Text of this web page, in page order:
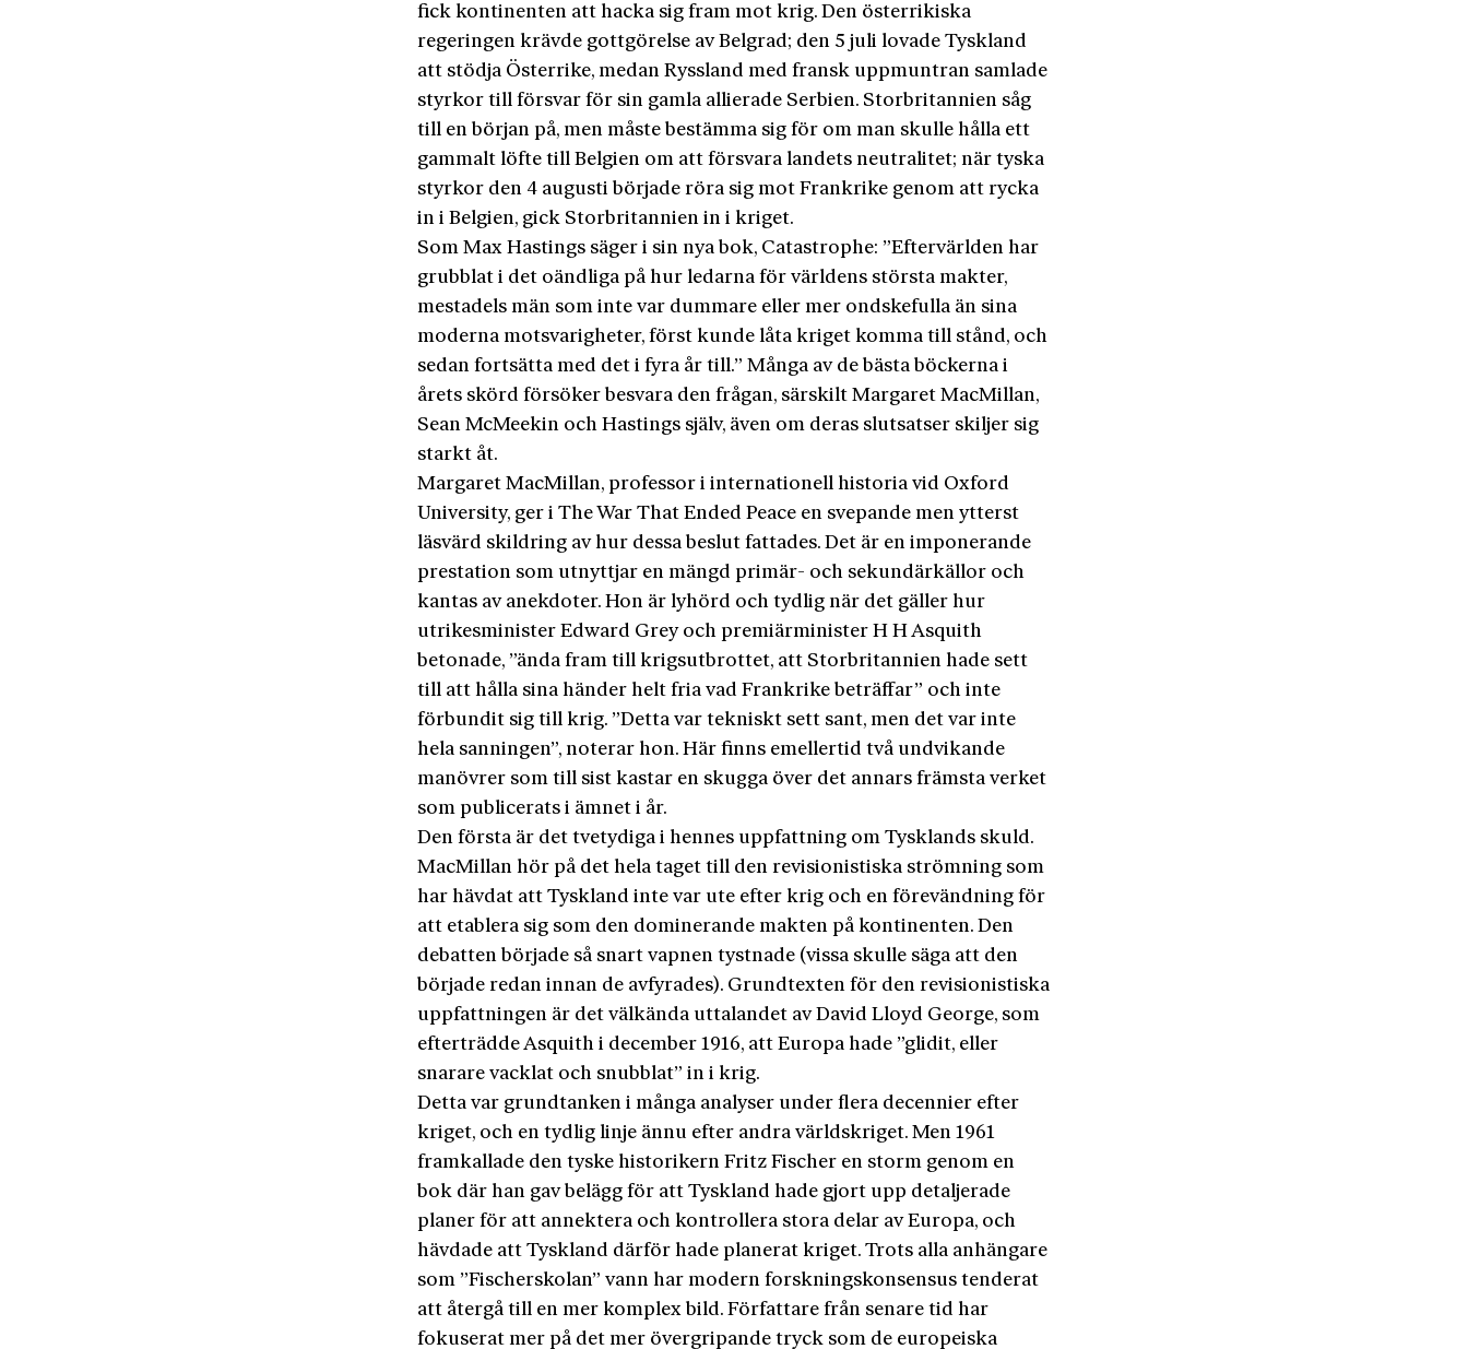
fick kontinenten att hacka sig fram mot krig. Den österrikiska
regeringen krävde gottgörelse av Belgrad; den 5 juli lovade Tyskland
att stödja Österrike, medan Ryssland med fransk uppmuntran samlade
styrkor till försvar för sin gamla allierade Serbien. Storbritannien såg
till en början på, men måste bestämma sig för om man skulle hålla ett
gammalt löfte till Belgien om att försvara landets neutralitet; när tyska
styrkor den 4 augusti började röra sig mot Frankrike genom att rycka
in i Belgien, gick Storbritannien in i kriget.
Som Max Hastings säger i sin nya bok, Catastrophe: ”Eftervärlden har
grubblat i det oändliga på hur ledarna för världens största makter,
mestadels män som inte var dummare eller mer ondskefulla än sina
moderna motsvarigheter, först kunde låta kriget komma till stånd, och
sedan fortsätta med det i fyra år till.” Många av de bästa böckerna i
årets skörd försöker besvara den frågan, särskilt Margaret MacMillan,
Sean McMeekin och Hastings själv, även om deras slutsatser skiljer sig
starkt åt.
Margaret MacMillan, professor i internationell historia vid Oxford
University, ger i The War That Ended Peace en svepande men ytterst
läsvärd skildring av hur dessa beslut fattades. Det är en imponerande
prestation som utnyttjar en mängd primär- och sekundärkällor och
kantas av anekdoter. Hon är lyhörd och tydlig när det gäller hur
utrikesminister Edward Grey och premiärminister H H Asquith
betonade, ”ända fram till krigsutbrottet, att Storbritannien hade sett
till att hålla sina händer helt fria vad Frankrike beträffar” och inte
förbundit sig till krig. ”Detta var tekniskt sett sant, men det var inte
hela sanningen”, noterar hon. Här finns emellertid två undvikande
manövrer som till sist kastar en skugga över det annars främsta verket
som publicerats i ämnet i år.
Den första är det tvetydiga i hennes uppfattning om Tysklands skuld.
MacMillan hör på det hela taget till den revisionistiska strömning som
har hävdat att Tyskland inte var ute efter krig och en förevändning för
att etablera sig som den dominerande makten på kontinenten. Den
debatten började så snart vapnen tystnade (vissa skulle säga att den
började redan innan de avfyrades). Grundtexten för den revisionistiska
uppfattningen är det välkända uttalandet av David Lloyd George, som
efterträdde Asquith i december 1916, att Europa hade ”glidit, eller
snarare vacklat och snubblat” in i krig.
Detta var grundtanken i många analyser under flera decennier efter
kriget, och en tydlig linje ännu efter andra världskriget. Men 1961
framkallade den tyske historikern Fritz Fischer en storm genom en
bok där han gav belägg för att Tyskland hade gjort upp detaljerade
planer för att annektera och kontrollera stora delar av Europa, och
hävdade att Tyskland därför hade planerat kriget. Trots alla anhängare
som ”Fischerskolan” vann har modern forskningskonsensus tenderat
att återgå till en mer komplex bild. Författare från senare tid har
fokuserat mer på det mer övergripande tryck som de europeiska